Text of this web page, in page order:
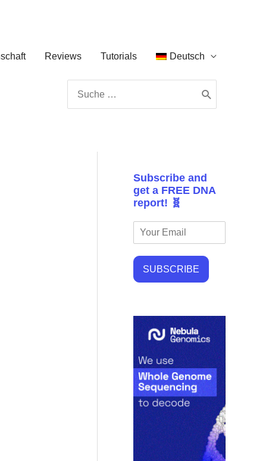
Reviews Tutorials Deutsch
for:
Subscribe and
get a FREE DNA
report! 🧬
SUBSCRIBE